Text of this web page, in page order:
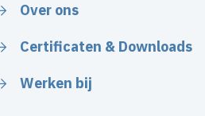
Over ons
Certificaten & Downloads
Werken bij